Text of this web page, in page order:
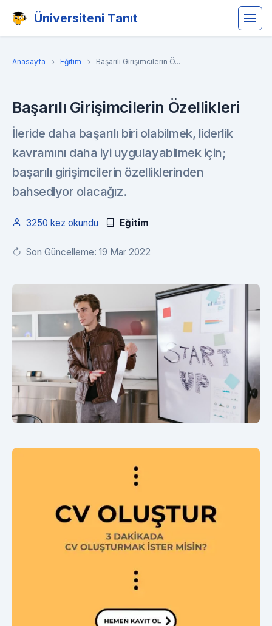
Üniversiteni Tanıt
Anasayfa Eğitim Başarılı Girişimcilerin Ö...
Başarılı Girişimcilerin Özellikleri
İleride daha başarılı biri olabilmek, liderlik
kavramını daha iyi uygulayabilmek için;
başarılı girişimcilerin özelliklerinden
bahsediyor olacağız.
3250 kez okundu Eğitim
Son Güncelleme: 19 Mar 2022